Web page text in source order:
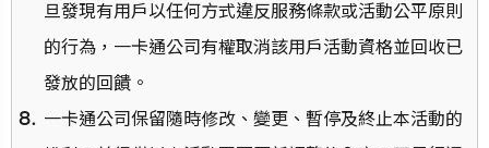
旦發現有用戶以任何方式違反服務條款或活動公平原則
的行為，一卡通公司有權取消該用戶活動資格並回收已
發放的回饋。
一卡通公司保留隨時修改、變更、暫停及終止本活動的